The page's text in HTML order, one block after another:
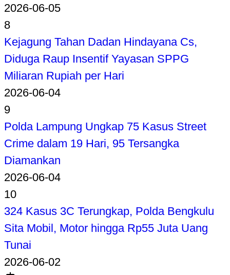
2026-06-05
8
Kejagung Tahan Dadan Hindayana Cs,
Diduga Raup Insentif Yayasan SPPG
Miliaran Rupiah per Hari
2026-06-04
9
Polda Lampung Ungkap 75 Kasus Street
Crime dalam 19 Hari, 95 Tersangka
Diamankan
2026-06-04
10
324 Kasus 3C Terungkap, Polda Bengkulu
Sita Mobil, Motor hingga Rp55 Juta Uang
Tunai
2026-06-02